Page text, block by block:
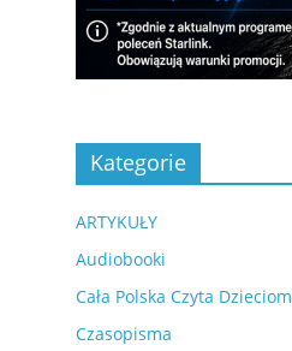
Kategorie
ARTYKUŁY
Audiobooki
Cała Polska Czyta Dzieciom
Czasopisma